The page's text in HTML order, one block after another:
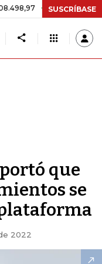
+$ 8.753,81 +2,19%
SUSCRÍBASE
que
se
2022